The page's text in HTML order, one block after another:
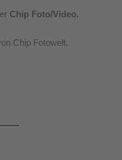
Chip Foto/Video.
Chip Fotowelt.